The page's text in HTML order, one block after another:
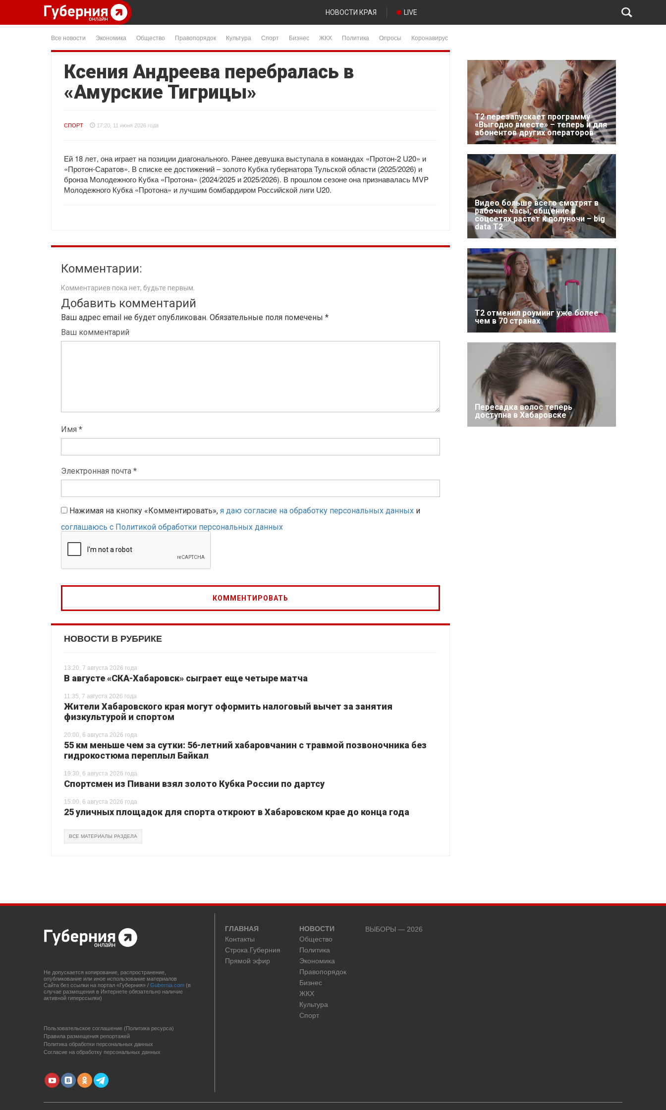
НОВОСТИ КРАЯ LIVE
Все новости Экономика Общество Правопорядок Культура Спорт Бизнес ЖКХ Политика Опросы Коронавирус
Ксения Андреева перебралась в
«Амурские Тигрицы»
СПОРТ 17:20, 11 июня 2026 года
Ей 18 лет, она играет на позиции диагонального. Ранее девушка выступала в командах «Протон-2 U20» и
«Протон-Саратов». В списке ее достижений – золото Кубка губернатора Тульской области (2025/2026) и
бронза Молодежного Кубка «Протона» (2024/2025 и 2025/2026). В прошлом сезоне она признавалась MVP
Молодежного Кубка «Протона» и лучшим бомбардиром Российской лиги U20.
Комментарии:
Комментариев пока нет, будьте первым.
Добавить комментарий
Ваш адрес email не будет опубликован. Обязательные поля помечены *
Ваш комментарий
Имя *
Электронная почта *
Нажимая на кнопку «Комментировать», я даю согласие на обработку персональных данных и
соглашаюсь с Политикой обработки персональных данных
НОВОСТИ В РУБРИКЕ
13:20, 7 августа 2026 года
В августе «СКА-Хабаровск» сыграет еще четыре матча
11:35, 7 августа 2026 года
Жители Хабаровского края могут оформить налоговый вычет за занятия
физкультурой и спортом
20:00, 6 августа 2026 года
55 км меньше чем за сутки: 56-летний хабаровчанин с травмой позвоночника без
гидрокостюма переплыл Байкал
19:30, 6 августа 2026 года
Спортсмен из Пивани взял золото Кубка России по дартсу
15:00, 6 августа 2026 года
25 уличных площадок для спорта откроют в Хабаровском крае до конца года
ВСЕ МАТЕРИАЛЫ РАЗДЕЛА
Т2 перезапускает программу
«Выгодно вместе» – теперь и для
абонентов других операторов
Видео больше всего смотрят в
рабочие часы, общение в
соцсетях растет к полуночи – big
data T2
Т2 отменил роуминг уже более
чем в 70 странах
Пересадка волос теперь
доступна в Хабаровске
Не допускается копирование, распространение,
опубликование или иное использование материалов
Сайта без ссылки на портал «Губерния» / Gubernia.com (в
случае размещения в Интернете обязательно наличие
активной гиперссылки)
Пользовательское соглашение (Политика ресурса)
Правила размещения репортажей
Политика обработки персональных данных
Согласие на обработку персональных данных
ГЛАВНАЯ
Контакты
Строка.Губерния
Прямой эфир
НОВОСТИ
Общество
Политика
Экономика
Правопорядок
Бизнес
ЖКХ
Культура
Спорт
ВЫБОРЫ — 2026